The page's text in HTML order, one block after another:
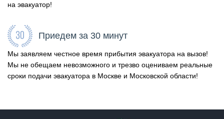
на эвакуатор!
Приедем за 30 минут
Мы заявляем честное время прибытия эвакуатора на вызов!
Мы не обещаем невозможного и трезво оцениваем реальные
сроки подачи эвакуатора в Москве и Московской области!